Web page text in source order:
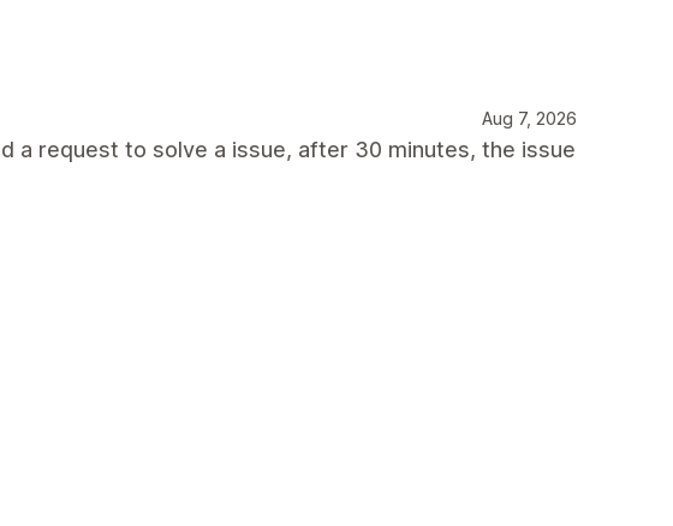
Aug 7, 2026
a request to solve a issue, after 30 minutes, the issue